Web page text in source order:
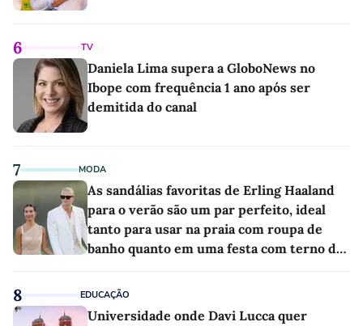
6 TV
Daniela Lima supera a GloboNews no
Ibope com frequência 1 ano após ser
demitida do canal
7 MODA
As sandálias favoritas de Erling Haaland
para o verão são um par perfeito, ideal
tanto para usar na praia com roupa de
banho quanto em uma festa com terno de
8 EDUCAÇÃO
Universidade onde Davi Lucca quer